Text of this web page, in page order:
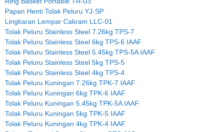
Papan Henti Tolak Peluru YJ-SP
Lingkaran Lempar Cakram LLC-01
Tolak Peluru Stainless Steel 7.26kg TPS-7
Tolak Peluru Stainless Steel 6kg TPS-6 IAAF
Tolak Peluru Stainless Steel 5.45kg TPS-5A IAAF
Tolak Peluru Stainless Steel 5kg TPS-5
Tolak Peluru Stainless Steel 4kg TPS-4
Tolak Peluru Kuningan 7.26kg TPK-7 IAAF
Tolak Peluru Kuningan 6kg TPK-6 IAAF
Tolak Peluru Kuningan 5.45kg TPK-5A IAAF
Tolak Peluru Kuningan 5kg TPK-5 IAAF
Tolak Peluru Kuningan 4kg TPK-4 IAAF